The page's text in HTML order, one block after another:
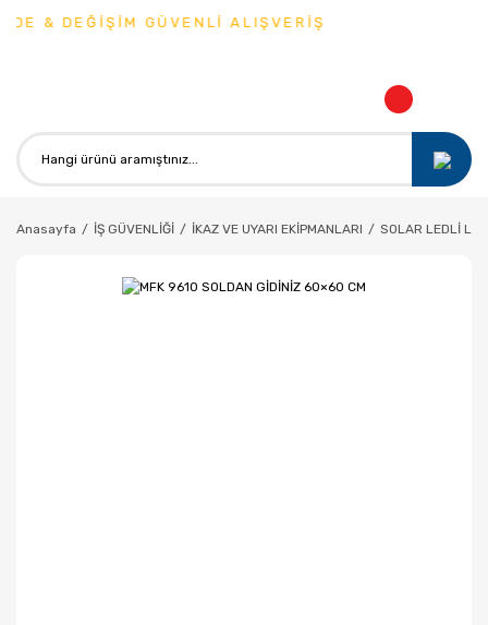
& DEĞİŞİM GÜVENLİ ALIŞVERİŞ
Anasayfa İŞ GÜVENLİĞİ İKAZ VE UYARI EKİPMANLARI SOLAR LEDLİ